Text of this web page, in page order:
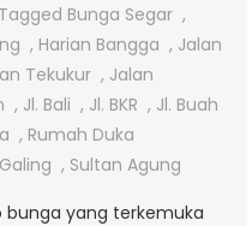
Jual
Bunga
Anggrek
Di
Taman
Ganesha
Tagged Bunga Segar ,
, Harian Bangga , Jalan
Tekukur , Jalan
, Jl. Bali , Jl. BKR , Jl. Buah
, Rumah Duka
, Sultan Agung
bunga yang terkemuka